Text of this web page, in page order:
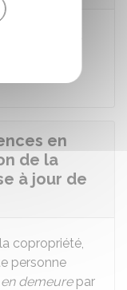
et la
la
en
de la
à jour de
copropriété,
personne
demeurepar